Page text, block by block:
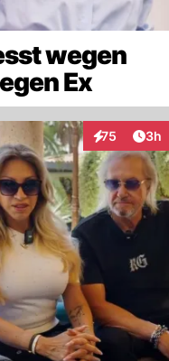
wegen
Ex
75
Interaktionen
3h